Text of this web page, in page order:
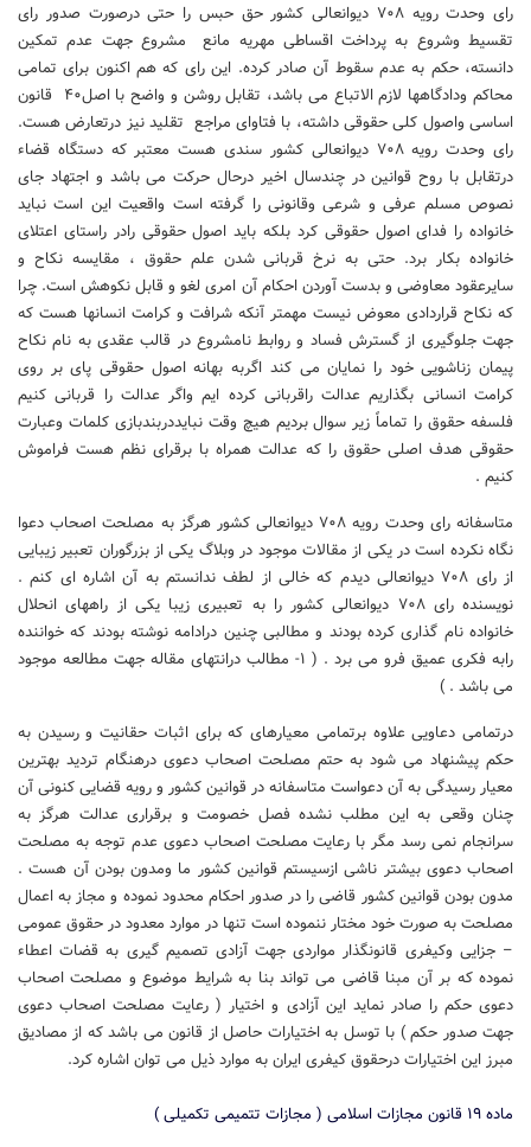
رای وحدت رویه ۷۰۸ دیوانعالی کشور حق حبس را حتی درصورت صدور رای
تقسیط وشروع به پرداخت اقساطی مهریه مانع مشروع جهت عدم تمکین
دانسته، حکم به عدم سقوط آن صادر کرده. این رای که هم اکنون برای تمامی
محاکم ودادگاهها لازم الاتباع می باشد، تقابل روشن و واضح با اصل۴۰ قانون
اساسی واصول کلی حقوقی داشته، با فتاوای مراجع تقلید نیز درتعارض هست.
رای وحدت رویه ۷۰۸ دیوانعالی کشور سندی هست معتبر که دستگاه قضاء
درتقابل با روح قوانین در چندسال اخیر درحال حرکت می باشد و اجتهاد جای
نصوص مسلم عرفی و شرعی وقانونی را گرفته است واقعیت این است نباید
خانواده را فدای اصول حقوقی کرد بلکه باید اصول حقوقی رادر راستای اعتلای
خانواده بکار برد. حتی به نرخ قربانی شدن علم حقوق ،‌ مقایسه نکاح و
سایرعقود معاوضی و بدست آوردن احکام آن امری لغو و قابل نکوهش است. چرا
که نکاح قراردادی معوض نیست مهمتر آنکه شرافت و کرامت انسانها هست که
جهت جلوگیری از گسترش فساد و روابط نامشروع در قالب عقدی به نام نکاح
پیمان زناشویی خود را نمایان می کند اگربه بهانه اصول حقوقی پای بر روی
کرامت انسانی بگذاریم عدالت راقربانی کرده ایم واگر عدالت را قربانی کنیم
فلسفه حقوق را تماماً زیر سوال بردیم هیچ وقت نبایددربندبازی کلمات وعبارت
حقوقی هدف اصلی حقوق را که عدالت همراه با برقرای نظم هست فراموش
کنیم .
متاسفانه رای وحدت رویه ۷۰۸ دیوانعالی کشور هرگز به مصلحت اصحاب دعوا
نگاه نکرده است در یکی از مقالات موجود در وبلاگ یکی از بزرگوران تعبیر زیبایی
از رای ۷۰۸ دیوانعالی دیدم که خالی از لطف ندانستم به آن اشاره ای کنم .
نویسنده رای ۷۰۸ دیوانعالی کشور را به تعبیری زیبا یکی از راههای انحلال
خانواده نام گذاری کرده بودند و مطالبی چنین درادامه نوشته بودند که خواننده
رابه فکری عمیق فرو می برد . ( ۱- مطالب درانتهای مقاله جهت مطالعه موجود
می باشد . )
درتمامی دعاویی علاوه برتمامی معیارهای که برای اثبات حقانیت و رسیدن به
حکم پیشنهاد می شود به حتم مصلحت اصحاب دعوی درهنگام تردید بهترین
معیار رسیدگی به آن دعواست متاسفانه در قوانین کشور و رویه قضایی کنونی آن
چنان وقعی به این مطلب نشده فصل خصومت و برقراری عدالت هرگز به
سرانجام نمی رسد مگر با رعایت مصلحت اصحاب دعوی عدم توجه به مصلحت
اصحاب دعوی بیشتر ناشی ازسیستم قوانین کشور ما ومدون بودن آن هست .
مدون بودن قوانین کشور قاضی را در صدور احکام محدود نموده و مجاز به اعمال
مصلحت به صورت خود مختار ننموده است تنها در موارد معدود در حقوق عمومی
– جزایی وکیفری قانونگذار مواردی جهت آزادی تصمیم گیری به قضات اعطاء
نموده که بر آن مبنا قاضی می تواند بنا به شرایط موضوع و مصلحت اصحاب
دعوی حکم را صادر نماید این آزادی و اختیار ( رعایت مصلحت اصحاب دعوی
جهت صدور حکم ) با توسل به اختیارات حاصل از قانون می باشد که از مصادیق
مبرز این اختیارات درحقوق کیفری ایران به موارد ذیل می توان اشاره کرد.
ماده ۱۹ قانون مجازات اسلامی ( مجازات تتمیمی تکمیلی )